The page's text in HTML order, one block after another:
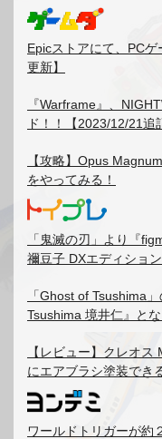
Epicストアにて、PC
更新】
『Warframe』、
ド！！【2023/12/21追
【攻略】Opus
をやってみる！
「鬼滅の刃」より『
禰豆子 DXエディション
「Ghost of Tsushima
Tsushima 境井仁』とな
【レビュー】クレオ
にエアブラシ塗装でき
ワールドトリガーが約